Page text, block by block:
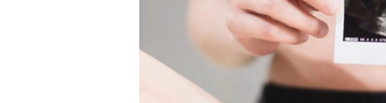
Tổ chức Y Tế Thế Giới (WHO) khuyến
2 tuổi. Cho trẻ bú bình hoặc dùng thức
cần thiết và sẽ có ảnh hưởng không tốt
tuổi, trẻ cần được cho ăn thức ăn bổ
đến 2 tuổi. Hãy gặp bác sĩ để được tư
dưỡng công thức hoặc nếu bạn gặp